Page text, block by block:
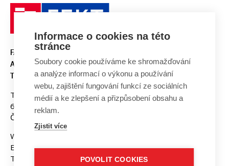
FAKULTA ELEKTROTECHNIKY
A KOMUNIKAČNÍCH
TECHNOLOGIÍ, VUT V BRNĚ
Technická 3058/10
616 00 Brno
Česká republika
Web:
E-mail:fekt-info@vut.cz
Tel: +420 541 141 111
Informace o cookies na této
stránce
Soubory cookie používáme ke shromažďování
a analýze informací o výkonu a používání
webu, zajištění fungování funkcí ze sociálních
médií a ke zlepšení a přizpůsobení obsahu a
reklam.
Zjistit více
POVOLIT COOKIES